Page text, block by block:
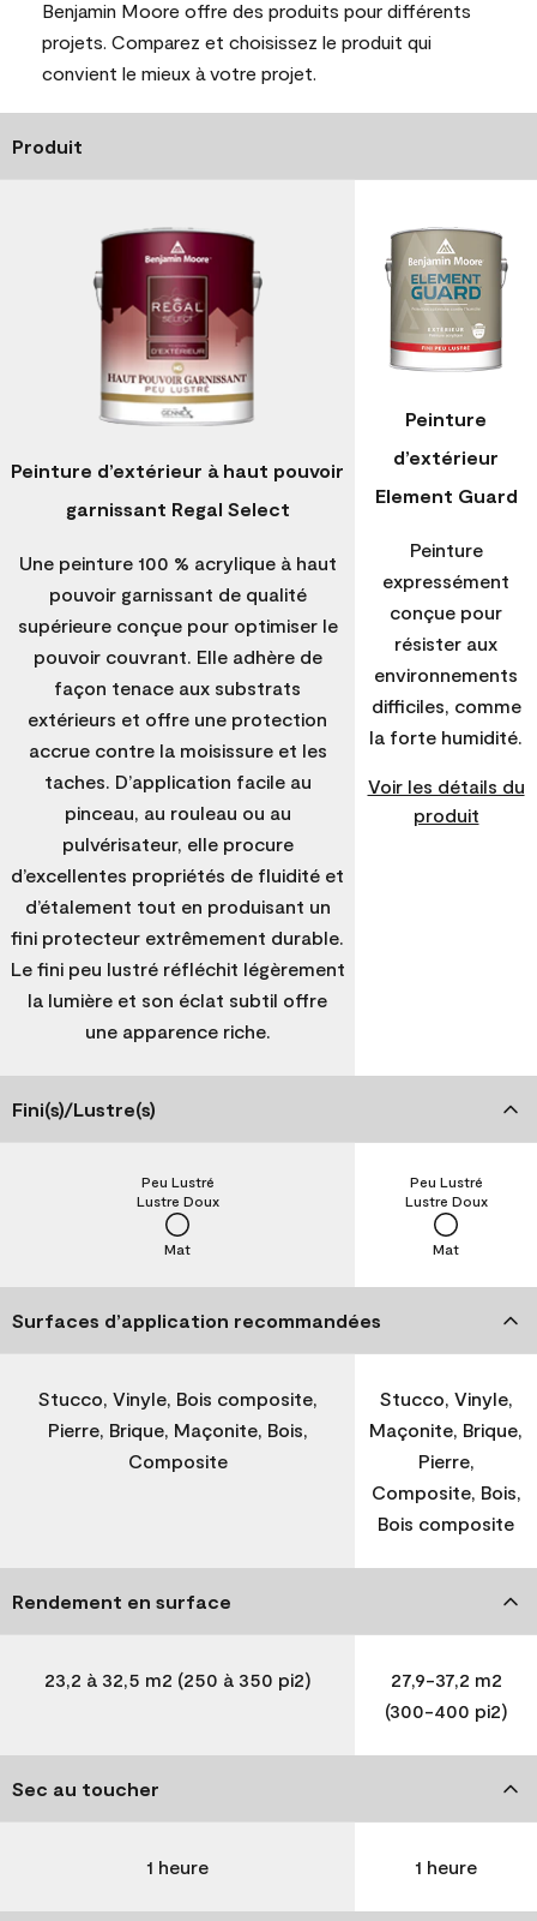
Benjamin Moore offre des produits pour différents
projets. Comparez et choisissez le produit qui
convient le mieux à votre projet.
Produit
Peinture d’extérieur à haut pouvoir
garnissant Regal Select
Une peinture 100 % acrylique à haut
pouvoir garnissant de qualité
supérieure conçue pour optimiser le
pouvoir couvrant. Elle adhère de
façon tenace aux substrats
extérieurs et offre une protection
accrue contre la moisissure et les
taches. D’application facile au
pinceau, au rouleau ou au
pulvérisateur, elle procure
d’excellentes propriétés de fluidité et
d’étalement tout en produisant un
fini protecteur extrêmement durable.
Le fini peu lustré réfléchit légèrement
la lumière et son éclat subtil offre
une apparence riche.
Peinture
d’extérieur
Element Guard
Peinture
expressément
conçue pour
résister aux
environnements
difficiles, comme
la forte humidité.
Voir les détails du
produit
Fini(s)/Lustre(s)
Mat
Lustre Doux
Peu Lustré
Mat
Lustre Doux
Peu Lustré
Surfaces d’application recommandées
Stucco, Vinyle, Bois composite,
Pierre, Brique, Maçonite, Bois,
Composite
Stucco, Vinyle,
Maçonite, Brique,
Pierre,
Composite, Bois,
Bois composite
Rendement en surface
23,2 à 32,5 m2 (250 à 350 pi2)
27,9-37,2 m2
(300-400 pi2)
Sec au toucher
1 heure 1 heure